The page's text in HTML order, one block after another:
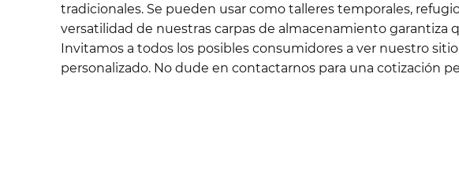
tradicionales. Se pueden usar como talleres temporales,
versatilidad de nuestras carpas de almacenamiento
Invitamos a todos los posibles consumidores a ver nuestro
personalizado. No dude en contactarnos para una cotización